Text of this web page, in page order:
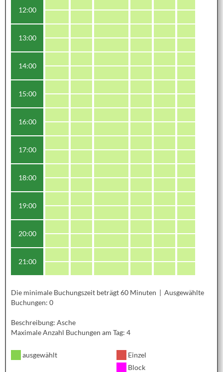
12:00
13:00
14:00
15:00
16:00
17:00
18:00
19:00
20:00
21:00
Die minimale Buchungszeit beträgt 60 Minuten | Ausgewählte
Buchungen: 0
Beschreibung: Asche
Maximale Anzahl Buchungen am Tag: 4
ausgewählt
Einzel
Block